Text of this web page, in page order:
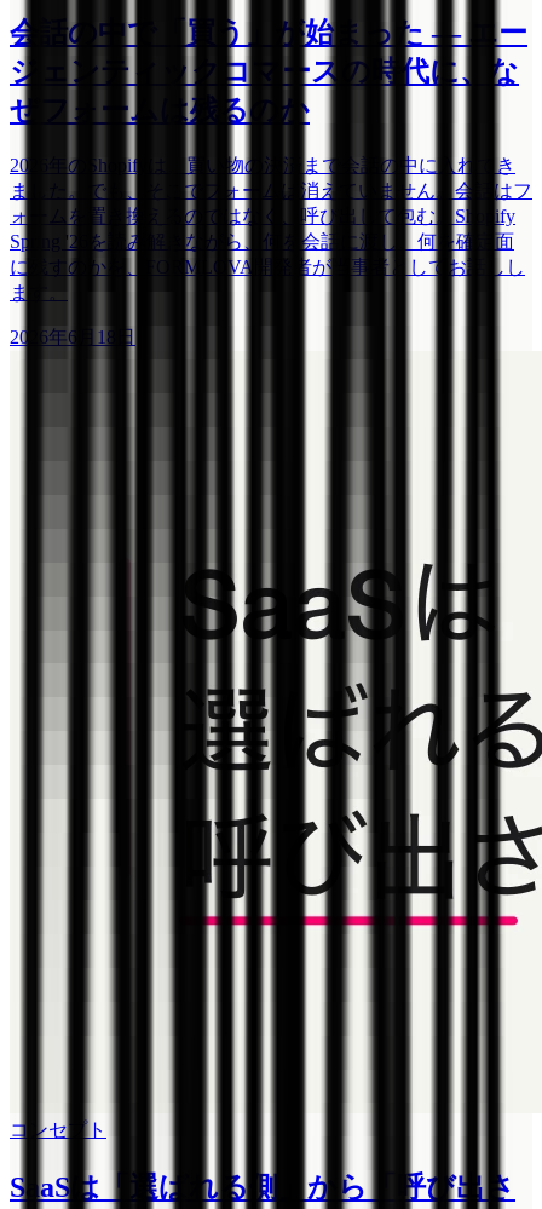
会話の中で「買う」が始まった ― エー
ジェンティックコマースの時代に、な
ぜフォームは残るのか
2026年のShopifyは、買い物の決済まで会話の中に入れてき
ました。でも、そこでフォームは消えていません。会話はフ
ォームを置き換えるのではなく、呼び出して包む。Shopify
Spring '26を読み解きながら、何を会話に渡し、何を確定面
に残すのかを、FORMLOVA開発者が当事者としてお話しし
ます。
2026年6月18日
コンセプト
SaaSは「選ばれる側」から「呼び出さ